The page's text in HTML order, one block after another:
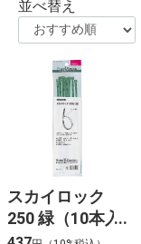
並べ替え
スカイロック
250 緑（10本入
り） 5540